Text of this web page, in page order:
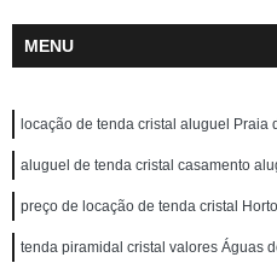
MENU
locação de tenda cristal aluguel Praia
aluguel de tenda cristal casamento
preço de locação de tenda cristal
tenda piramidal cristal valores Águas